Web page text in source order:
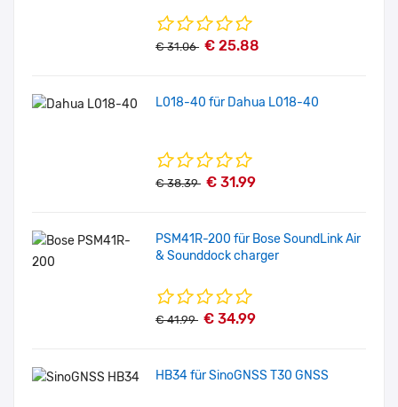
€ 31.06 € 25.88
L018-40 für Dahua L018-40
€ 38.39 € 31.99
PSM41R-200 für Bose SoundLink Air
& Sounddock charger
€ 41.99 € 34.99
HB34 für SinoGNSS T30 GNSS